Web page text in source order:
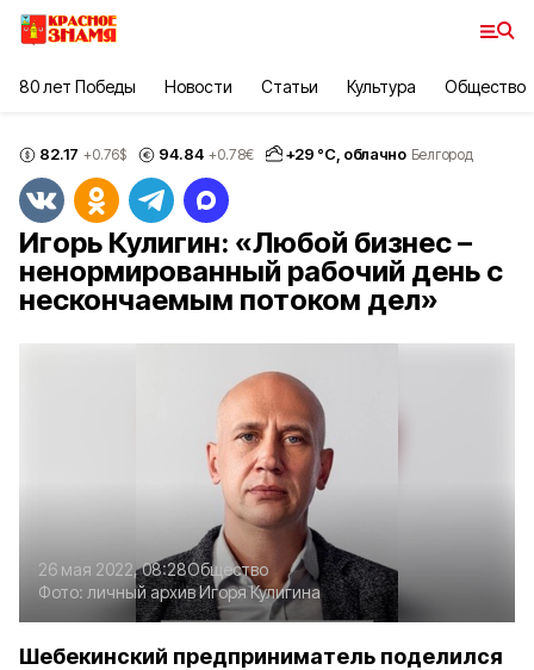
80 лет Победы Новости Статьи Культура Общество
82.17 +0.76$ 94.84 +0.78€ +29 °С, облачно Белгород
Игорь Кулигин: «Любой бизнес –
ненормированный рабочий день с
нескончаемым потоком дел»
26 мая 2022, 08:28Общество
Фото: личный архив Игоря Кулигина
Шебекинский предприниматель поделился